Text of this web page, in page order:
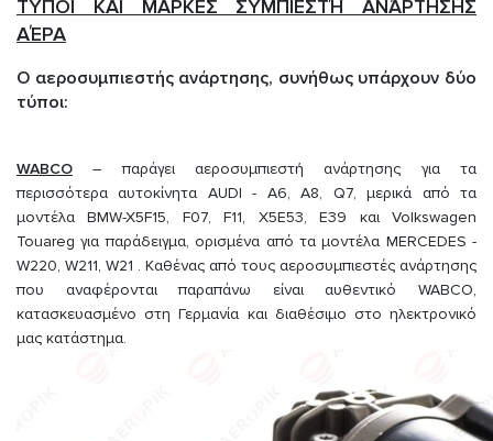
ΤΥΠΟΙ ΚΑΙ ΜΑΡΚΕΣ ΣΥΜΠΙΕΣΤΉ ΑΝΆΡΤΗΣΗΣ
ΑΈΡΑ
Ο αεροσυμπιεστής ανάρτησης, συνήθως υπάρχουν δύο
τύποι:
WABCO – παράγει αεροσυμπιεστή ανάρτησης για τα
περισσότερα αυτοκίνητα AUDI - A6, A8, Q7, μερικά από τα
μοντέλα BMW-X5F15, F07, F11, X5E53, E39 και Volkswagen
Touareg για παράδειγμα, ορισμένα από τα μοντέλα MERCEDES -
W220, W211, W21 . Καθένας από τους αεροσυμπιεστές ανάρτησης
που αναφέρονται παραπάνω είναι αυθεντικό WABCO,
κατασκευασμένο στη Γερμανία και διαθέσιμο στο ηλεκτρονικό
μας κατάστημα.